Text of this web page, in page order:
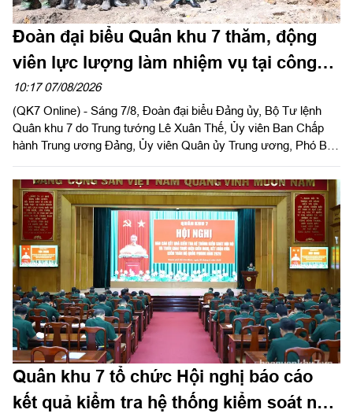
Đoàn đại biểu Quân khu 7 thăm, động
viên lực lượng làm nhiệm vụ tại công
viên Lê Thị Riêng
10:17 07/08/2026
(QK7 Online) - Sáng 7/8, Đoàn đại biểu Đảng ủy, Bộ Tư lệnh
Quân khu 7 do Trung tướng Lê Xuân Thế, Ủy viên Ban Chấp
hành Trung ương Đảng, Ủy viên Quân ủy Trung ương, Phó Bí
hoa, dâng hương tưởng niệm cố Tổng Bí thư Trần Phú, các anh
hùng liệt sĩ và thăm, động viên lực lượng đang làm nhiệm vụ tại
công viên Lê Thị Riêng, Thành phố Hồ Chí Minh.
Quân khu 7 tổ chức Hội nghị báo cáo
kết quả kiểm tra hệ thống kiểm soát nội